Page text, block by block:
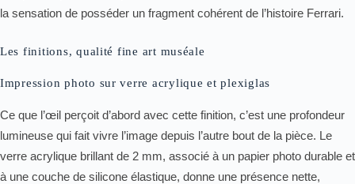
la sensation de posséder un fragment cohérent de l’histoire Ferrari.
Les finitions, qualité fine art muséale
Impression photo sur verre acrylique et plexiglas
Ce que l’œil perçoit d’abord avec cette finition, c’est une profondeur
lumineuse qui fait vivre l’image depuis l’autre bout de la pièce. Le
verre acrylique brillant de 2 mm, associé à un papier photo durable et
à une couche de silicone élastique, donne une présence nette,